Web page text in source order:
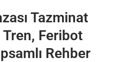
Tazminat
Tren, Feribot
Rehber